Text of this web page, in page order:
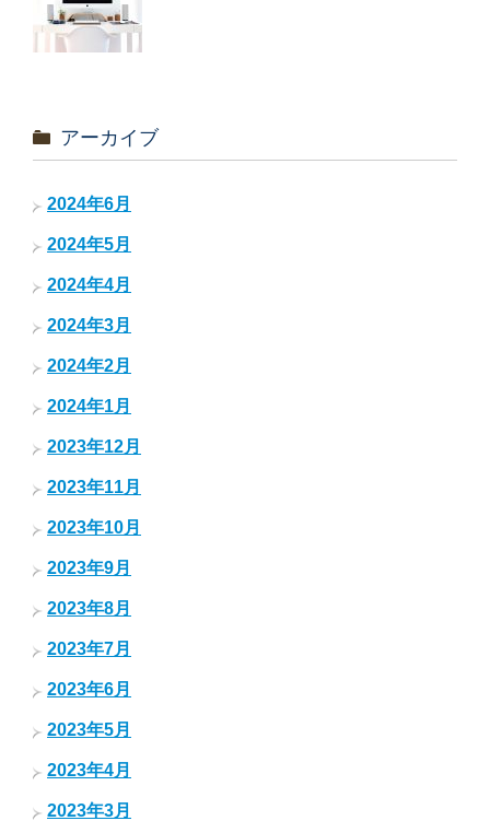
アーカイブ
2024年6月
2024年5月
2024年4月
2024年3月
2024年2月
2024年1月
2023年12月
2023年11月
2023年10月
2023年9月
2023年8月
2023年7月
2023年6月
2023年5月
2023年4月
2023年3月